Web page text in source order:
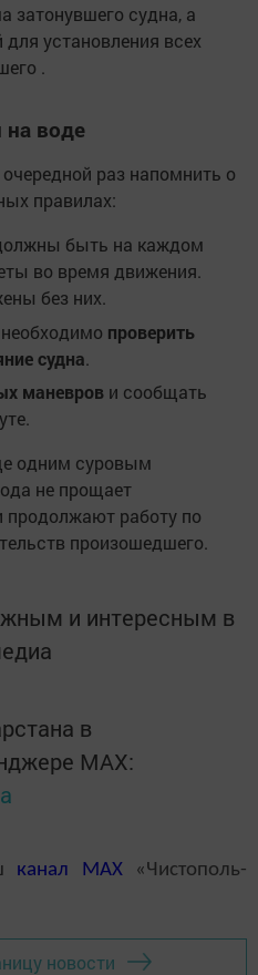
затонувшего судна, а
установления всех
.
воде
раз напомнить о
правилах:
быть на каждом
во время движения.
без них.
проверить
судна.
маневров и сообщать
одним суровым
не прощает
продолжают работу по
произошедшего.
и интересным в
в
MАХ:
канал MAX«Чистополь-
новости